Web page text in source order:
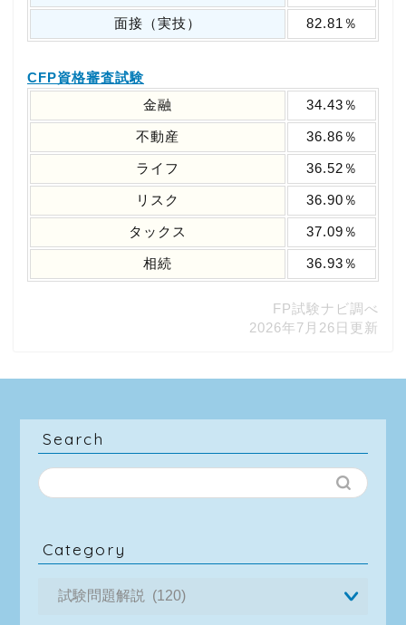
面接（実技） 82.81％
CFP資格審査試験
金融
34.43％
不動産 36.86％
ライフ 36.52％
リスク 36.90％
タックス 37.09％
相続 36.93％
FP試験ナビ調べ
2026年7月26日更新
Search
Category